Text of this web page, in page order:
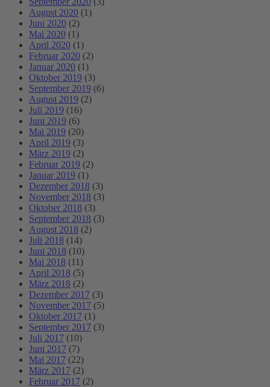
August 2020 (1)
Juni 2020 (2)
Mai 2020 (1)
April 2020 (1)
Februar 2020 (2)
Januar 2020 (1)
Oktober 2019 (3)
September 2019 (6)
August 2019 (2)
Juli 2019 (16)
Juni 2019 (6)
Mai 2019 (20)
April 2019 (3)
März 2019 (2)
Februar 2019 (2)
Januar 2019 (1)
Dezember 2018 (3)
November 2018 (3)
Oktober 2018 (3)
September 2018 (3)
August 2018 (2)
Juli 2018 (14)
Juni 2018 (10)
Mai 2018 (11)
April 2018 (5)
März 2018 (2)
Dezember 2017 (3)
November 2017 (5)
Oktober 2017 (1)
September 2017 (3)
Juli 2017 (10)
Juni 2017 (7)
Mai 2017 (22)
März 2017 (2)
Februar 2017 (2)